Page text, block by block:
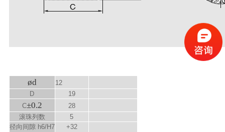
ød
12
D
19
C±0.2
28
滚珠列数
5
径向间隙 h6/H7
+32